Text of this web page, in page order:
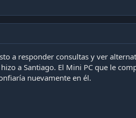
a responder consultas y ver
a Santiago. El Mini PC que le
nuevamente en él.